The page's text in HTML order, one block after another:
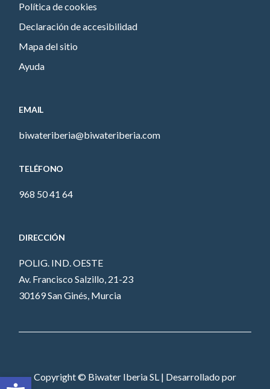
Abrir barra de herramientas
Política de cookies
Declaración de accesibilidad
Mapa del sitio
Ayuda
EMAIL
biwateriberia@biwateriberia.com
TELÉFONO
968 50 41 64
DIRECCIÓN
POLIG. IND. OESTE
Av. Francisco Salzillo, 21-23
30169 San Ginés, Murcia
Copyright © Biwater Iberia SL | Desarrollado por